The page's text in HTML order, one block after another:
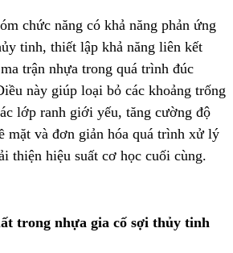
chức năng có khả năng phản ứng
tinh, thiết lập khả năng liên kết
trận nhựa trong quá trình đúc
này giúp loại bỏ các khoảng trống
lớp ranh giới yếu, tăng cường độ
mặt và đơn giản hóa quá trình xử lý
thiện hiệu suất cơ học cuối cùng.
trong nhựa gia cố sợi thủy tinh